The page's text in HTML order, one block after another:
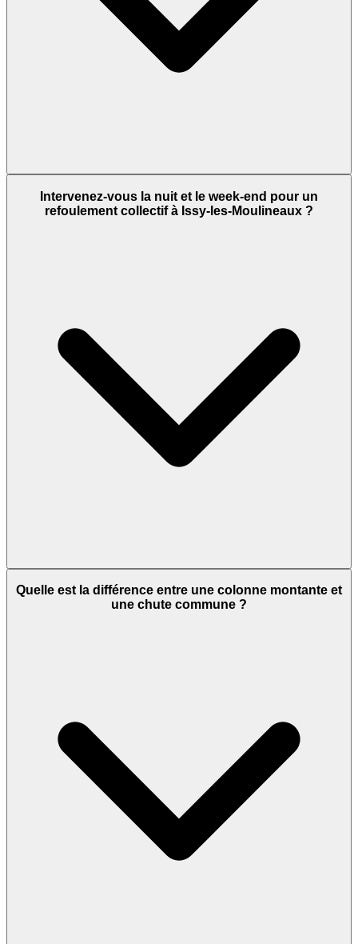
Intervenez-vous la nuit et le week-end pour un
refoulement collectif à Issy-les-Moulineaux ?
Quelle est la différence entre une colonne montante et
une chute commune ?